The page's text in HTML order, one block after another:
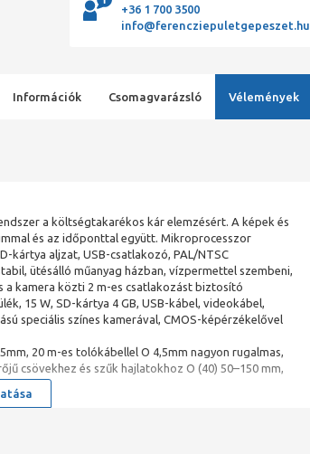
+36 1 700 3500
info@ferencziepuletgepeszet.hu
Információk Csomagvarázsló Vélemények
a költségtakarékos kár elemzésért. A képek és
és az időponttal együtt. Mikroprocesszor
kártya aljzat, USB-csatlakozó, PAL/NTSC
ütésálló műanyag házban, vízpermettel szembeni,
a kamera közti 2 m-es csatlakozást biztosító
15 W, SD-kártya 4 GB, USB-kábel, videokábel,
speciális színes kamerával, CMOS-képérzékelővel
20 m-es tolókábellel O 4,5mm nagyon rugalmas,
csövekhez és szűk hajlatokhoz O (40) 50–150 mm,